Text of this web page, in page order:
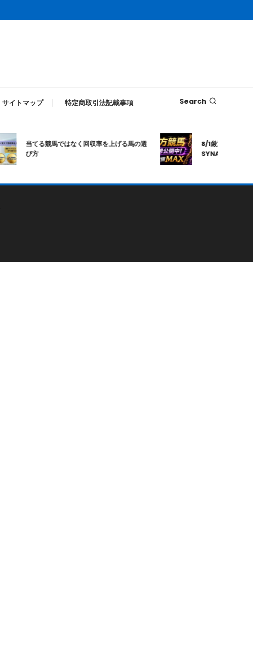
サイトマップ 特定商取引法記載事項 Search
当てる競馬ではなく回収率を上げる馬の選
び方
8/1厳選｜高知10R
SYNAPSE｜シナ